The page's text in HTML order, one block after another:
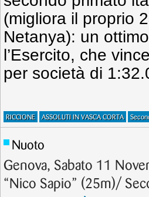
(migliora il proprio
Netanya): un
l’Esercito, che
per società di
RICCIONE ASSOLUTI IN VASCA CORTA
Nuoto
Genova, Sabato 11
“Nico Sapio” (25m)/